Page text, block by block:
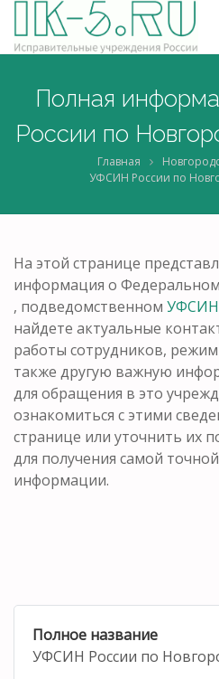
Полная
России по
Главная
УФСИН России по
На этой странице
информация о
, подведомственном УФСИН
найдете актуальные
работы сотрудников,
также другую важную
для обращения в это
ознакомиться с этими
странице или уточнить их
для получения самой
информации.
Полное название
УФСИН России по